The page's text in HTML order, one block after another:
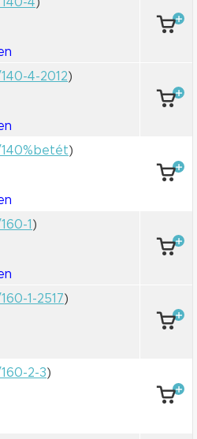
4-2012)
)
1 )
1-2517)
2-3)